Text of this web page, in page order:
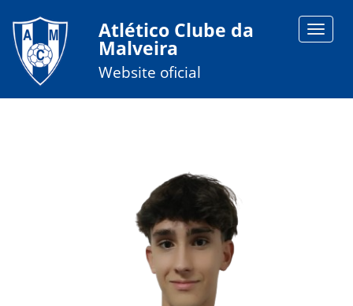
Toggle
Atlético Clube da
Malveira
Website oficial